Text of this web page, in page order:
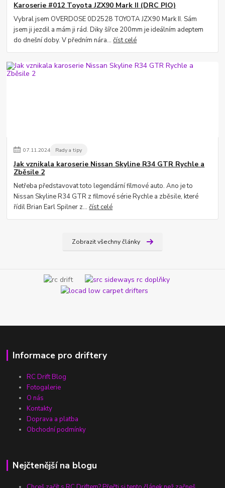
Karoserie #012 Toyota JZX90 Mark II (DRC PIO)
Vybral jsem OVERDOSE 0D2528 TOYOTA JZX90 Mark II. Sám
jsem ji jezdil a mám ji rád. Diky šířce 200mm je ideálním adeptem
do dnešní doby. V předním nára...číst celé
07.11.2024 Rady a tipy
Jak vznikala karoserie Nissan Skyline R34 GTR Rychle a
Zběsile 2
Netřeba představovat toto legendární filmové auto. Ano je to
Nissan Skyline R34 GTR z filmové série Rychle a zběsile, které
řídil Brian Earl Spilner z...číst celé
Zobrazit všechny články
Informace pro driftery
RC Drift Blog
Fotogalerie
O nás
Kontakty
Doprava a platba
Obchodní podmínky
Nejčtenější na blogu